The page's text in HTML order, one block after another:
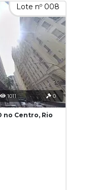
Lote nº 008
1011 0
no Centro, Rio